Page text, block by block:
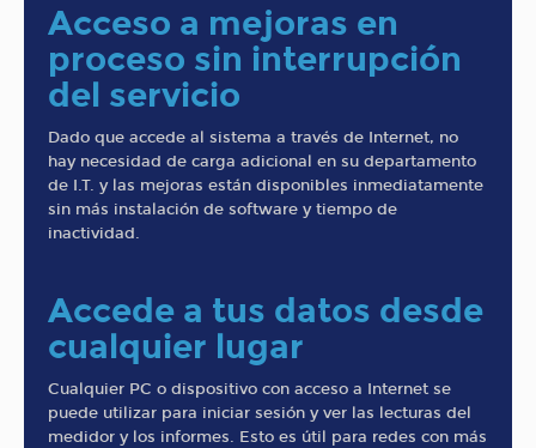
Acceso a mejoras en
proceso sin interrupción
del servicio
Dado que accede al sistema a través de Internet, no
hay necesidad de carga adicional en su departamento
de I.T. y las mejoras están disponibles inmediatamente
sin más instalación de software y tiempo de
inactividad.
Accede a tus datos desde
cualquier lugar
Cualquier PC o dispositivo con acceso a Internet se
puede utilizar para iniciar sesión y ver las lecturas del
medidor y los informes. Esto es útil para redes con más